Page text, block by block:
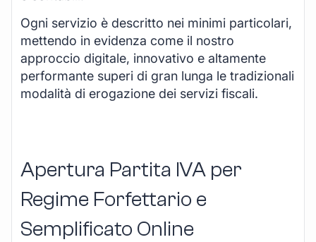
Ogni servizio è descritto nei minimi particolari,
mettendo in evidenza come il nostro
approccio digitale, innovativo e altamente
performante superi di gran lunga le tradizionali
modalità di erogazione dei servizi fiscali.
Apertura Partita IVA per
Regime Forfettario e
Semplificato Online